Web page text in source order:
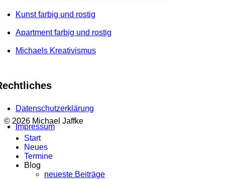
Kunst farbig und rostig
Apartment farbig und rostig
Michaels Kreativismus
Datenschutzerklärung
Impressum
© 2026 Michael Jaffke
Start
Neues
Termine
Blog
neueste Beiträge